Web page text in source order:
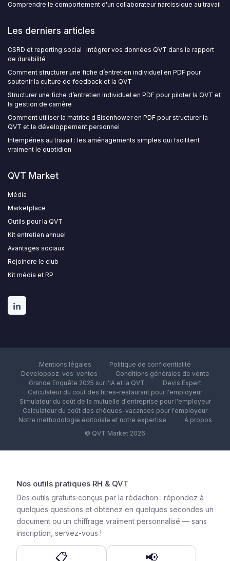
Comprendre le comportement d'un collaborateur narcissique au travail
Les derniers articles
CSRD et reporting social : intégrer vos données QVT dans le rapport
de durabilité
Comment structurer une fiche d’entretien individuel en PDF pour
soutenir la culture de feedback et la QVT
Structurer une fiche d’entretien individuel en PDF pour piloter la QVT et
la gestion de carrière
Comment utiliser la matrice d Eisenhower en PDF pour structurer la
QVT et le développement personnel
Intempéries au travail : les aménagements simples qui facilitent
vraiment le quotidien
QVT Market
Média
Marketplace
Outils pour la QVT
Kit entretien annuel
Avantages sociaux
Rejoindre le club
Kit média et RP
Mentions légales
Politique de confidentialité
Developpez-vos-ventes
Conditions générales de vente
Grande Enquête 2025 sur l'IA et la QVT
Devis Expert
Calculateur du coût des titres-restaurant pour l'employeur
Simulateur du coût de la mutuelle d'entreprise pour l'employeur
Calculateur du coût des chèques-vacances pour l'employeur
Notre méthodologie éditoriale et notre expertise
À propos
© QVT Market 2026
Nos outils pratiques RH & QVT
Des outils gratuits conçus par la rédaction : répondez à
quelques questions et obtenez en quelques secondes un
document ou un chiffrage vraiment personnalisé — sans
inscription, servez-vous !
📋 📢